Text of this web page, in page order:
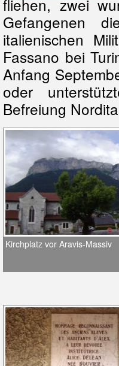
fliehen, zwei
Gefangenen
italienischen
Fassano bei
Anfang
oder
Befreiung
Kirchplatz vor Aravis-Massiv